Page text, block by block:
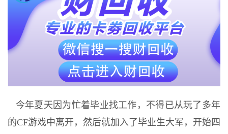
今年夏天因为忙着毕业找工作，不得已从玩了多年
的CF游戏中离开，然后就加入了毕业生大军，开始四